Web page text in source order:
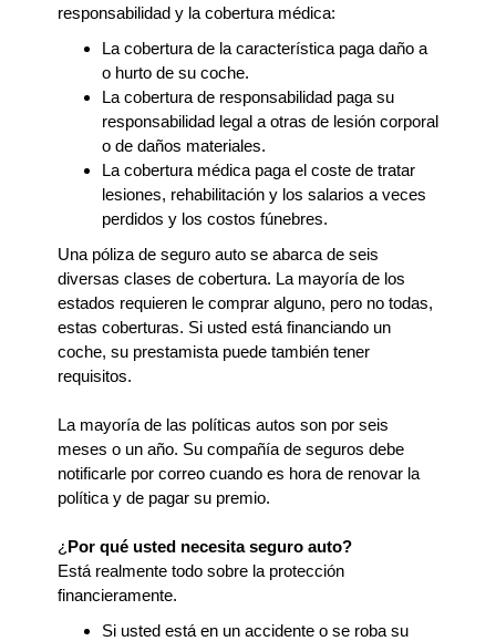
responsabilidad y la cobertura médica:
La cobertura de la característica paga daño a
o hurto de su coche.
La cobertura de responsabilidad paga su
responsabilidad legal a otras de lesión corporal
o de daños materiales.
La cobertura médica paga el coste de tratar
lesiones, rehabilitación y los salarios a veces
perdidos y los costos fúnebres.
Una póliza de seguro auto se abarca de seis
diversas clases de cobertura. La mayoría de los
estados requieren le comprar alguno, pero no todas,
estas coberturas. Si usted está financiando un
coche, su prestamista puede también tener
requisitos.
La mayoría de las políticas autos son por seis
meses o un año. Su compañía de seguros debe
notificarle por correo cuando es hora de renovar la
política y de pagar su premio.
¿ Por qué usted necesita seguro auto?
Está realmente todo sobre la protección
financieramente.
Si usted está en un accidente o se roba su